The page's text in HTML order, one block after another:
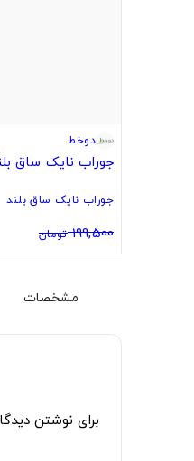
دوخط
جوراب نایک ساق
جوراب نایک ساق بلند
199,500 تومان
مشخصات
برای نوشتن